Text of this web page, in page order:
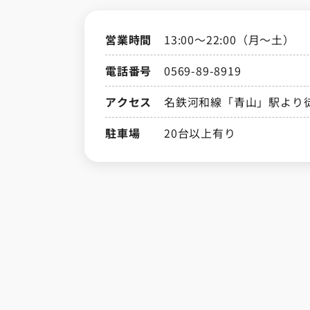
営業時間
13:00～22:00（月～土）
電話番号
0569-89-8919
アクセス
名鉄河和線「青山」駅より
駐車場
20台以上有り